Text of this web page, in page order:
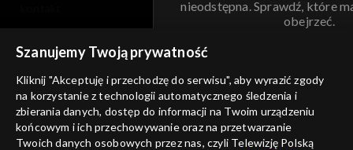
nieodstępna. Sprawdź, które
obejrzeć.
ANULUJ
informacje o dostawcy usług
Szanujemy Twoją prywatność
Kliknij "Akceptuję i przechodzę do serwisu", aby wyrazić zgody
na korzystanie z technologii automatycznego śledzenia i
zbierania danych, dostęp do informacji na Twoim urządzeniu
końcowym i ich przechowywanie oraz na przetwarzanie
Twoich danych osobowych przez nas, czyli Telewizję Polską